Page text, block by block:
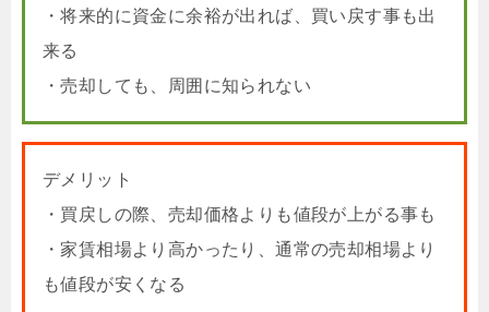
・将来的に資金に余裕が出れば、買い戻す事も出
来る
・売却しても、周囲に知られない
デメリット
・買戻しの際、売却価格よりも値段が上がる事も
・家賃相場より高かったり、通常の売却相場より
も値段が安くなる